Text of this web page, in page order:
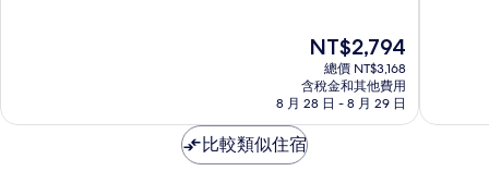
了，
現
價
格
為
NT$2,794
總價 NT$3,168
含稅金和其他費用
8 月 28 日 - 8 月 29 日
了，
比較類似住宿